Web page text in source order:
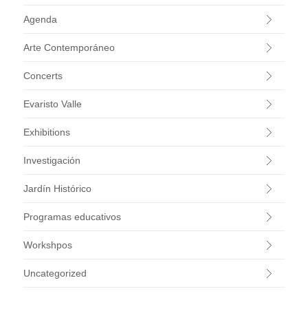
Agenda
Arte Contemporáneo
Concerts
Evaristo Valle
Exhibitions
Investigación
Jardín Histórico
Programas educativos
Workshpos
Uncategorized